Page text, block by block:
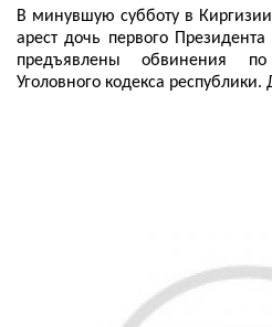
В минувшую субботу в
арест дочь первого
предъявлены обвинения
Уголовного кодекса